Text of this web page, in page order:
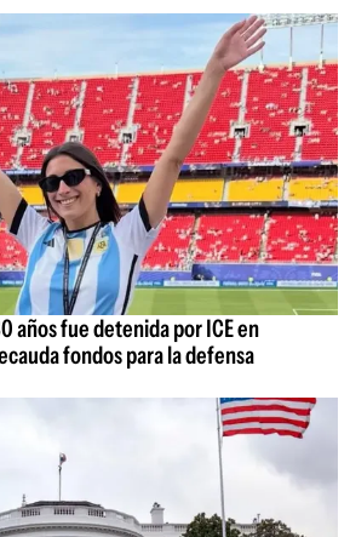
años fue detenida por ICE en
fondos para la defensa